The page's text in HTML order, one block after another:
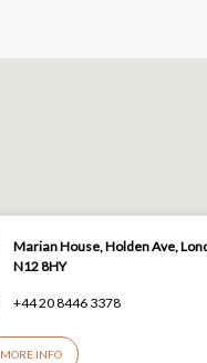
Marian House, Holden Ave,
N12 8HY
+44 20 8446 3378
MORE INFO